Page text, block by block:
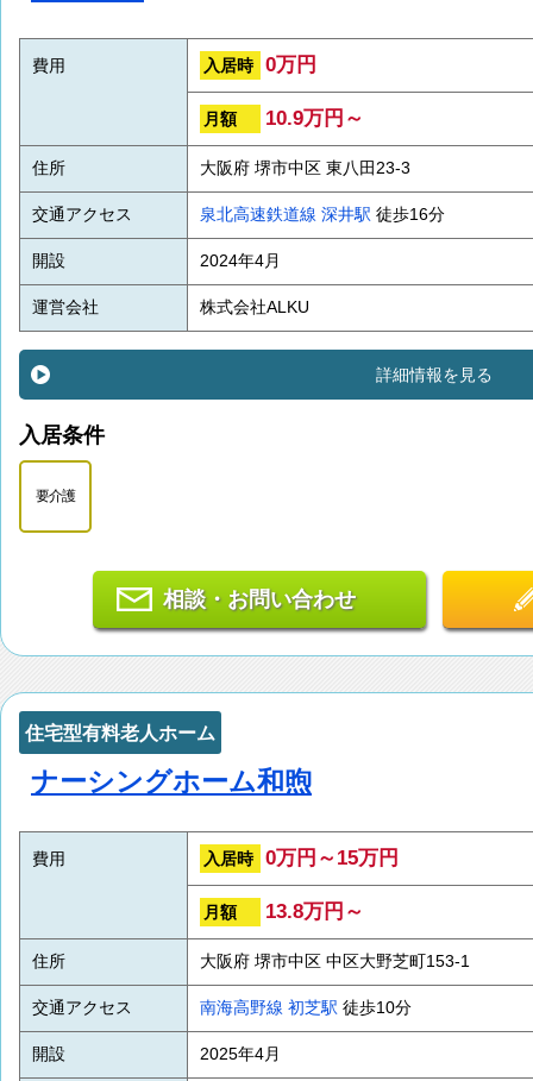
費用 入居時 0万円
月額 10.9万円～
住所 大阪府 堺市中区 東八田23-3
交通アクセス 泉北高速鉄道線 深井駅 徒歩16分
開設 2024年4月
運営会社 株式会社ALKU
詳細情報を見る
入居条件
要介護
相談・お問い合わせ
住宅型有料老人ホーム
ナーシングホーム和煦
費用 入居時 0万円～15万円
月額 13.8万円～
住所 大阪府 堺市中区 中区大野芝町153-1
交通アクセス 南海高野線 初芝駅 徒歩10分
開設 2025年4月